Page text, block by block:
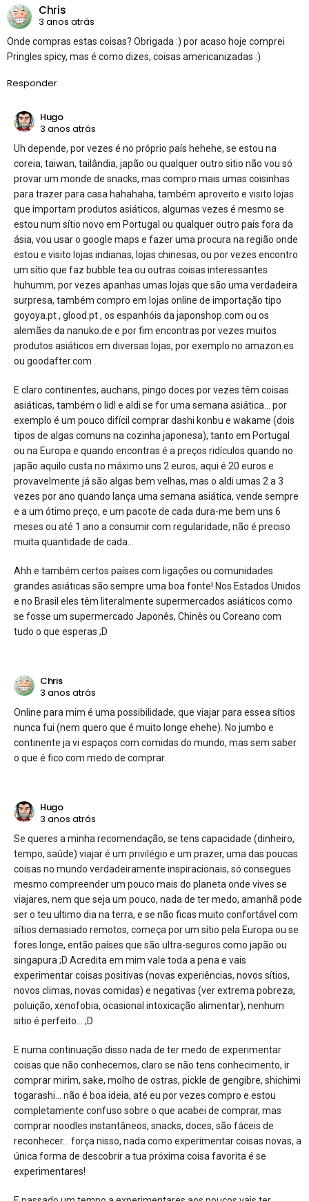
Chris
3 anos atrás
Onde compras estas coisas? Obrigada :) por acaso hoje comprei
Pringles spicy, mas é como dizes, coisas americanizadas :)
Responder
Hugo
3 anos atrás
Uh depende, por vezes é no próprio país hehehe, se estou na
coreia, taiwan, tailândia, japão ou qualquer outro sitio não vou só
provar um monde de snacks, mas compro mais umas coisinhas
para trazer para casa hahahaha, também aproveito e visito lojas
que importam produtos asiáticos, algumas vezes é mesmo se
estou num sítio novo em Portugal ou qualquer outro pais fora da
ásia, vou usar o google maps e fazer uma procura na região onde
estou e visito lojas indianas, lojas chinesas, ou por vezes encontro
um sítio que faz bubble tea ou outras coisas interessantes
huhumm, por vezes apanhas umas lojas que são uma verdadeira
surpresa, também compro em lojas online de importação tipo
goyoya.pt , glood.pt , os espanhóis da japonshop.com ou os
alemães da nanuko.de e por fim encontras por vezes muitos
produtos asiáticos em diversas lojas, por exemplo no amazon.es
ou goodafter.com .
E claro continentes, auchans, pingo doces por vezes têm coisas
asiáticas, também o lidl e aldi se for uma semana asiática… por
exemplo é um pouco difícil comprar dashi konbu e wakame (dois
tipos de algas comuns na cozinha japonesa), tanto em Portugal
ou na Europa e quando encontras é a preços ridículos quando no
japão aquilo custa no máximo uns 2 euros, aqui é 20 euros e
provavelmente já são algas bem velhas, mas o aldi umas 2 a 3
vezes por ano quando lança uma semana asiática, vende sempre
e a um ótimo preço, e um pacote de cada dura-me bem uns 6
meses ou até 1 ano a consumir com regularidade, não é preciso
muita quantidade de cada…
Ahh e também certos países com ligações ou comunidades
grandes asiáticas são sempre uma boa fonte! Nos Estados Unidos
e no Brasil eles têm literalmente supermercados asiáticos como
se fosse um supermercado Japonês, Chinês ou Coreano com
tudo o que esperas ;D
Chris
3 anos atrás
Online para mim é uma possibilidade, que viajar para essea sítios
nunca fui (nem quero que é muito longe ehehe). No jumbo e
continente ja vi espaços com comidas do mundo, mas sem saber
o que é fico com medo de comprar.
Hugo
3 anos atrás
Se queres a minha recomendação, se tens capacidade (dinheiro,
tempo, saúde) viajar é um privilégio e um prazer, uma das poucas
coisas no mundo verdadeiramente inspiracionais, só consegues
mesmo compreender um pouco mais do planeta onde vives se
viajares, nem que seja um pouco, nada de ter medo, amanhã pode
ser o teu ultimo dia na terra, e se não ficas muito confortável com
sítios demasiado remotos, começa por um sítio pela Europa ou se
fores longe, então países que são ultra-seguros como japão ou
singapura ;D Acredita em mim vale toda a pena e vais
experimentar coisas positivas (novas experiências, novos sítios,
novos climas, novas comidas) e negativas (ver extrema pobreza,
poluição, xenofobia, ocasional intoxicação alimentar), nenhum
sitio é perfeito… ;D
E numa continuação disso nada de ter medo de experimentar
coisas que não conhecemos, claro se não tens conhecimento, ir
comprar mirim, sake, molho de ostras, pickle de gengibre, shichimi
togarashi… não é boa ideia, até eu por vezes compro e estou
completamente confuso sobre o que acabei de comprar, mas
comprar noodles instantâneos, snacks, doces, são fáceis de
reconhecer… força nisso, nada como experimentar coisas novas, a
única forma de descobrir a tua próxima coisa favorita é se
experimentares!